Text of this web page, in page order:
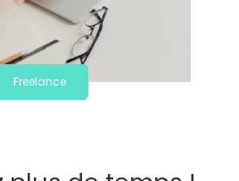
Freelance